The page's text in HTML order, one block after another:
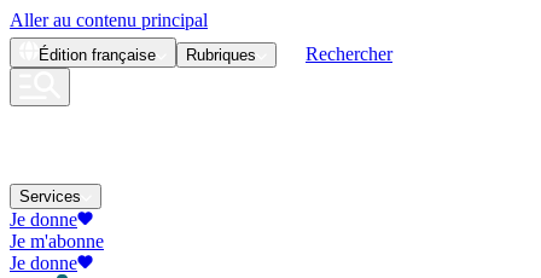
Aller au contenu principal
Édition française Rubriques Rechercher
Services
Je donne
Je m'abonne
Je donne